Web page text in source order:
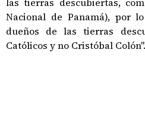
Nacional de Panamá), por
dueños de las tierras
Católicos y no Cristóbal Colón".